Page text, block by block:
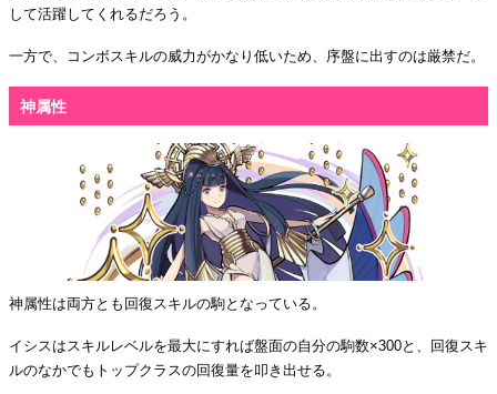
して活躍してくれるだろう。
一方で、コンボスキルの威力がかなり低いため、序盤に出すのは厳禁だ。
神属性
神属性は両方とも回復スキルの駒となっている。
イシスはスキルレベルを最大にすれば盤面の自分の駒数×300と、回復スキ
ルのなかでもトップクラスの回復量を叩き出せる。